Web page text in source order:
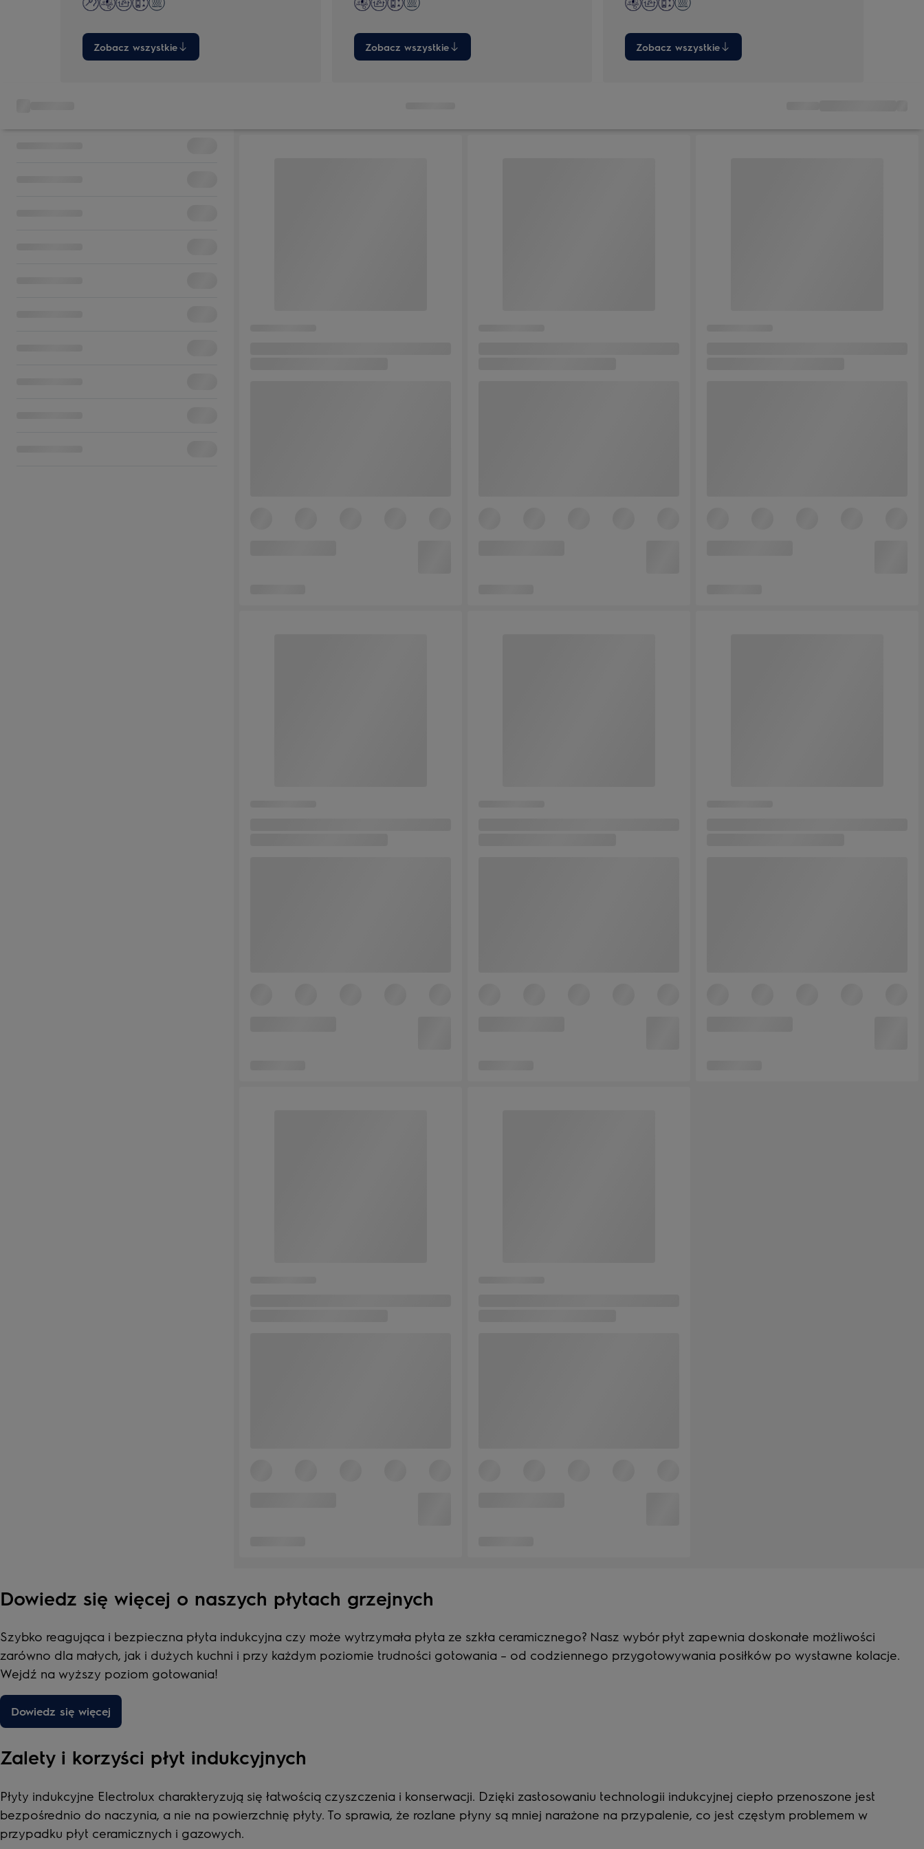
Zobacz wszystkie Zobacz wszystkie Zobacz wszystkie
Dowiedz się więcej o naszych płytach grzejnych
Szybko reagująca i bezpieczna płyta indukcyjna czy może wytrzymała płyta ze szkła ceramicznego? Nasz wybór płyt zapewnia doskonałe możliwości
zarówno dla małych, jak i dużych kuchni i przy każdym poziomie trudności gotowania – od codziennego przygotowywania posiłków po wystawne kolacje.
Wejdź na wyższy poziom gotowania!
Dowiedz się więcej
Zalety i korzyści płyt indukcyjnych
Płyty indukcyjne Electrolux charakteryzują się łatwością czyszczenia i konserwacji. Dzięki zastosowaniu technologii indukcyjnej ciepło przenoszone jest
bezpośrednio do naczynia, a nie na powierzchnię płyty. To sprawia, że rozlane płyny są mniej narażone na przypalenie, co jest częstym problemem w
przypadku płyt ceramicznych i gazowych.